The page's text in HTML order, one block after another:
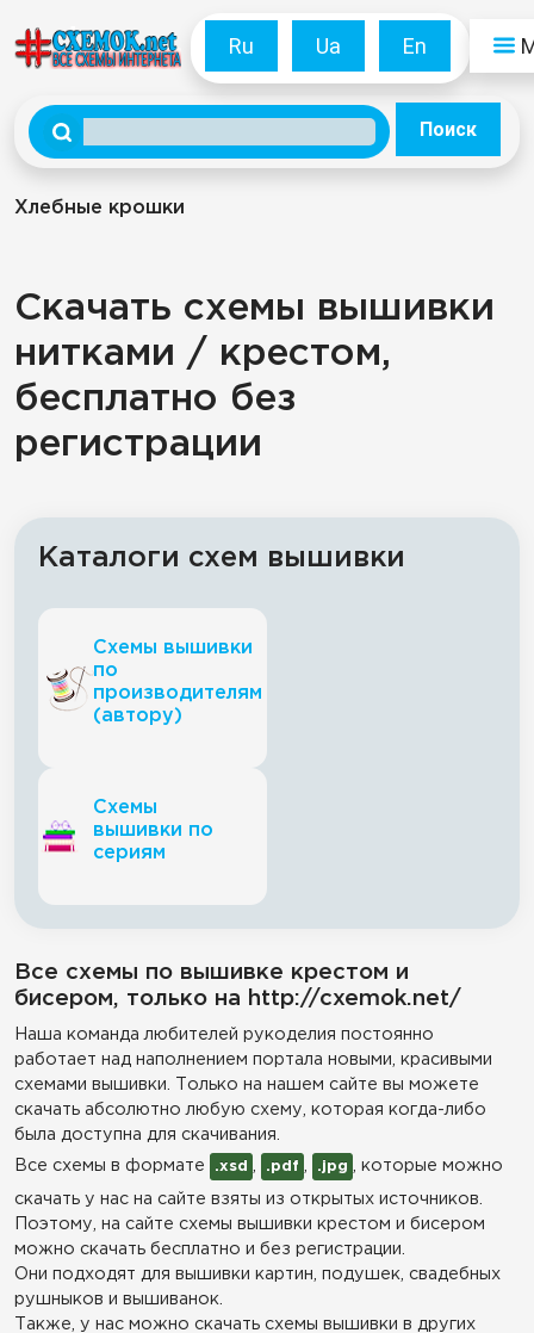
Ru Ua En
Поиск
Хлебные крошки
Скачать схемы вышивки
нитками / крестом,
бесплатно без
регистрации
Каталоги схем вышивки
Схемы вышивки
по
производителям
(автору)
Схемы
вышивки по
сериям
Все схемы по вышивке крестом и
бисером, только на http://cxemok.net/
Наша команда любителей рукоделия постоянно
работает над наполнением портала новыми, красивыми
схемами вышивки. Только на нашем сайте вы можете
скачать абсолютно любую схему, которая когда-либо
была доступна для скачивания.
Все схемы в формате
.xsd .pdf .jpg , которые можно
скачать у нас на сайте взяты из открытых источников.
Поэтому, на сайте схемы вышивки крестом и бисером
можно скачать бесплатно и без регистрации.
Они подходят для вышивки картин, подушек, свадебных
рушныков и вышиванок.
Также, у нас можно скачать схемы вышивки в других